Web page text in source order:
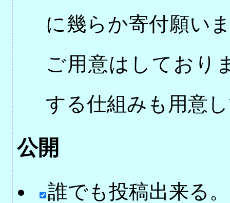
に幾らか寄付願い
ご用意はしており
する仕組みも用意
公開
誰でも投稿出来る。